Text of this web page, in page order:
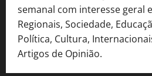
semanal com interesse geral
Regionais, Sociedade,
Política, Cultura,
Artigos de Opinião.